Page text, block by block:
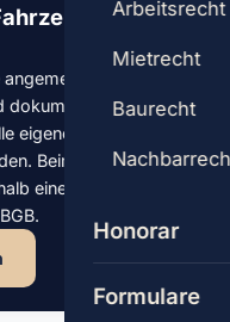
Arbeitsrecht
Mietrecht
Baurecht
Honorar
Formulare
oder an
Frist zur
dokumentieren Sie den
eigene Reparaturen
Beim
eines Jahres die